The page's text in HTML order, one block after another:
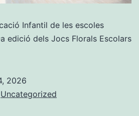
Infantil de les escoles
edició dels Jocs Florals Escolars
2026
Uncategorized